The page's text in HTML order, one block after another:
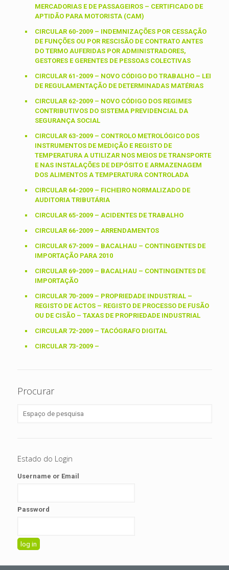
MERCADORIAS E DE PASSAGEIROS – CERTIFICADO DE
APTIDÃO PARA MOTORISTA (CAM)
CIRCULAR 60-2009 – INDEMNIZAÇÕES POR CESSAÇÃO
DE FUNÇÕES OU POR RESCISÃO DE CONTRATO ANTES
DO TERMO AUFERIDAS POR ADMINISTRADORES,
GESTORES E GERENTES DE PESSOAS COLECTIVAS
CIRCULAR 61-2009 – NOVO CÓDIGO DO TRABALHO – LEI
DE REGULAMENTAÇÃO DE DETERMINADAS MATÉRIAS
CIRCULAR 62-2009 – NOVO CÓDIGO DOS REGIMES
CONTRIBUTIVOS DO SISTEMA PREVIDENCIAL DA
SEGURANÇA SOCIAL
CIRCULAR 63-2009 – CONTROLO METROLÓGICO DOS
INSTRUMENTOS DE MEDIÇÃO E REGISTO DE
TEMPERATURA A UTILIZAR NOS MEIOS DE TRANSPORTE
E NAS INSTALAÇÕES DE DEPÓSITO E ARMAZENAGEM
DOS ALIMENTOS A TEMPERATURA CONTROLADA
CIRCULAR 64-2009 – FICHEIRO NORMALIZADO DE
AUDITORIA TRIBUTÁRIA
CIRCULAR 65-2009 – ACIDENTES DE TRABALHO
CIRCULAR 66-2009 – ARRENDAMENTOS
CIRCULAR 67-2009 – BACALHAU – CONTINGENTES DE
IMPORTAÇÃO PARA 2010
CIRCULAR 69-2009 – BACALHAU – CONTINGENTES DE
IMPORTAÇÃO
CIRCULAR 70-2009 – PROPRIEDADE INDUSTRIAL –
REGISTO DE ACTOS – REGISTO DE PROCESSO DE FUSÃO
OU DE CISÃO – TAXAS DE PROPRIEDADE INDUSTRIAL
CIRCULAR 72-2009 – TACÓGRAFO DIGITAL
CIRCULAR 73-2009 –
Procurar
Estado do Login
Username or Email
Password